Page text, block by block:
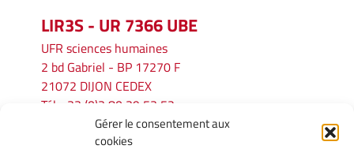
Gérer le consentement aux
cookies
LIR3S - UR 7366 UBE
UFR sciences humaines
2 bd Gabriel - BP 17270 F
21072 DIJON CEDEX
Tél. : 33 (0)3 80 39 53 52
lir3s@u-bourgogne.fr